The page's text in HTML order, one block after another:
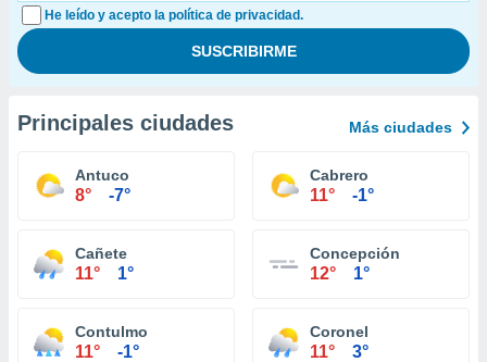
He leído y acepto la política de privacidad.
Principales ciudades Más ciudades
Antuco
8° -7°
Cabrero
11° -1°
Cañete
11° 1°
Concepción
12° 1°
Contulmo
11° -1°
Coronel
11° 3°